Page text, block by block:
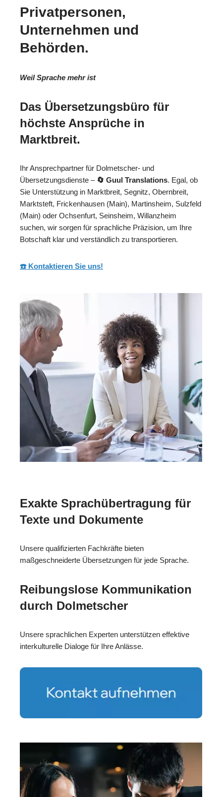
Privatpersonen,
Unternehmen und
Behörden.
Weil Sprache mehr ist
Das Übersetzungsbüro für
höchste Ansprüche in
Marktbreit.
Ihr Ansprechpartner für Dolmetscher- und
Übersetzungsdienste – 🔄 Guul Translations. Egal, ob
Sie Unterstützung in Marktbreit, Segnitz, Obernbreit,
Marktsteft, Frickenhausen (Main), Martinsheim, Sulzfeld
(Main) oder Ochsenfurt, Seinsheim, Willanzheim
suchen, wir sorgen für sprachliche Präzision, um Ihre
Botschaft klar und verständlich zu transportieren.
☎️ Kontaktieren Sie uns!
Exakte Sprachübertragung für
Texte und Dokumente
Unsere qualifizierten Fachkräfte bieten
maßgeschneiderte Übersetzungen für jede Sprache.
Reibungslose Kommunikation
durch Dolmetscher
Unsere sprachlichen Experten unterstützen effektive
interkulturelle Dialoge für Ihre Anlässe.